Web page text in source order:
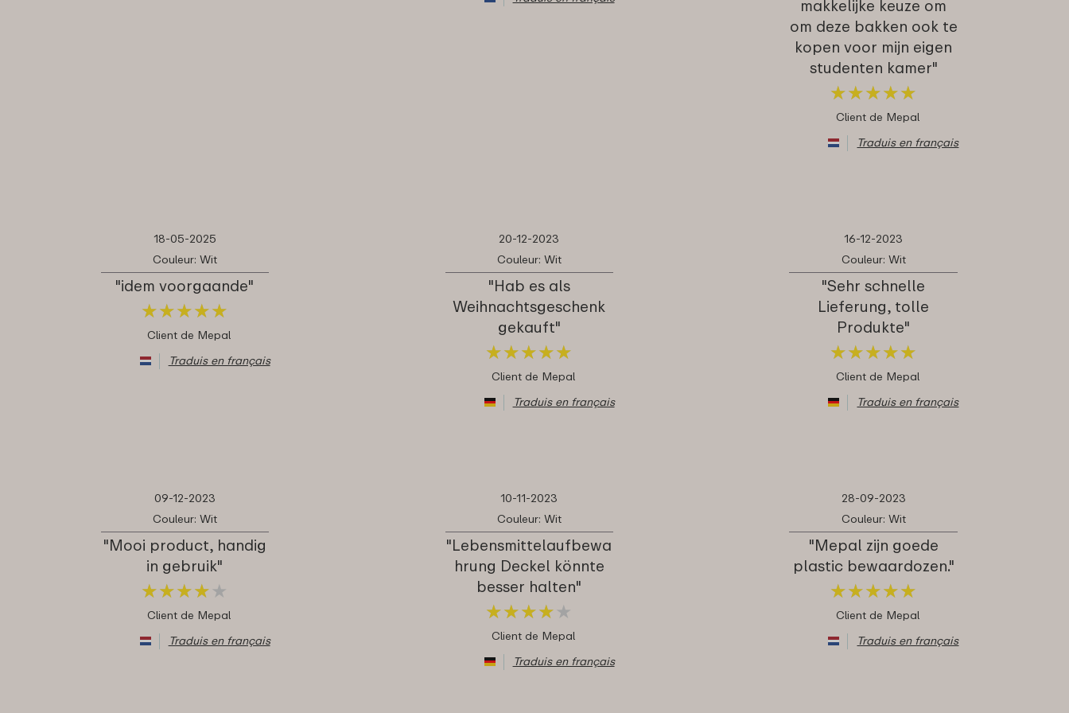
makkelijke keuze om
om deze bakken ook te
kopen voor mijn eigen
studenten kamer"
★★★★★
★★★★★
Client de Mepal
Traduis en français
18-05-2025
Couleur: Wit
"idem voorgaande"
★★★★★
★★★★★
Client de Mepal
Traduis en français
20-12-2023
Couleur: Wit
"Hab es als
Weihnachtsgeschenk
gekauft"
★★★★★
★★★★★
Client de Mepal
Traduis en français
16-12-2023
Couleur: Wit
"Sehr schnelle
Lieferung, tolle
Produkte"
★★★★★
★★★★★
Client de Mepal
Traduis en français
09-12-2023
Couleur: Wit
"Mooi product, handig
in gebruik"
★★★★ ★
★★★★ ★
Client de Mepal
Traduis en français
10-11-2023
Couleur: Wit
"Lebensmittelaufbewa
hrung Deckel könnte
besser halten"
★★★★ ★
★★★★ ★
Client de Mepal
Traduis en français
28-09-2023
Couleur: Wit
"Mepal zijn goede
plastic bewaardozen."
★★★★★
★★★★★
Client de Mepal
Traduis en français